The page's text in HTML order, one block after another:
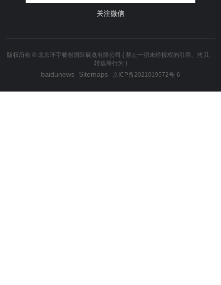
关注微信
版权所有 © 北京环宇餐创国际展览有限公司 { 禁止一切未经授权的引用、拷贝、
转载等行为 }
baidunews Sitemaps 京ICP备2021019572号-6